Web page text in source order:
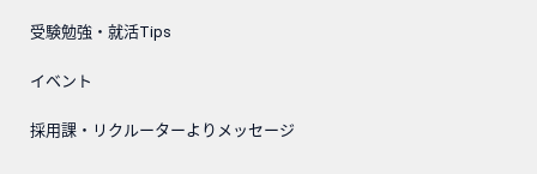
受験勉強・就活Tips
イベント
採用課・リクルーターよりメッセージ